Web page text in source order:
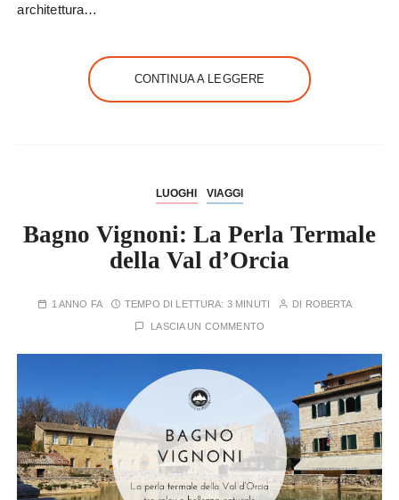
architettura…
CONTINUA A LEGGERE
LUOGHI VIAGGI
Bagno Vignoni: La Perla Termale
della Val d’Orcia
1 ANNO FA TEMPO DI LETTURA: 3 MINUTI DI ROBERTA
LASCIA UN COMMENTO